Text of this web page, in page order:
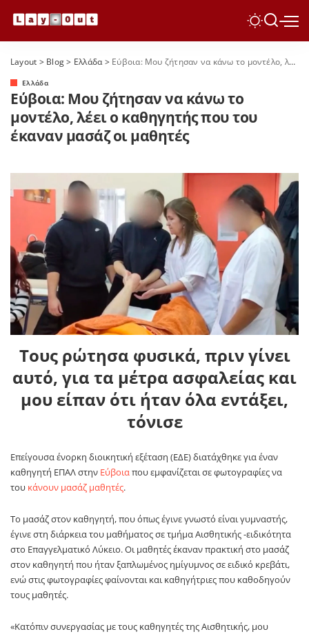
Layout > Blog> Ελλάδα> Εύβοια: Μου ζήτησαν να κάνω το μοντέλο, λέει ο καθηγητής που του έκαναν μασάζ οι μαθητές
Ελλάδα
Εύβοια: Μου ζήτησαν να κάνω το
μοντέλο, λέει ο καθηγητής που του
έκαναν μασάζ οι μαθητές
Τους ρώτησα φυσικά, πριν γίνει
αυτό, για τα μέτρα ασφαλείας και
μου είπαν ότι ήταν όλα εντάξει,
τόνισε
Επείγουσα ένορκη διοικητική εξέταση (ΕΔΕ) διατάχθηκε για έναν
καθηγητή ΕΠΑΛ στην Εύβοιαπου εμφανίζεται σε φωτογραφίες να
του κάνουν μασάζ μαθητές.
Το μασάζ στον καθηγητή, που όπως έγινε γνωστό είναι γυμναστής,
έγινε στη διάρκεια του μαθήματος σε τμήμα Αισθητικής -ειδικότητα
στο Επαγγελματικό Λύκειο. Οι μαθητές έκαναν πρακτική στο μασάζ
στον καθηγητή που ήταν ξαπλωμένος ημίγυμνος σε ειδικό κρεβάτι,
ενώ στις φωτογραφίες φαίνονται και καθηγήτριες που καθοδηγούν
τους μαθητές.
«Κατόπιν συνεργασίας με τους καθηγητές της Αισθητικής, μου